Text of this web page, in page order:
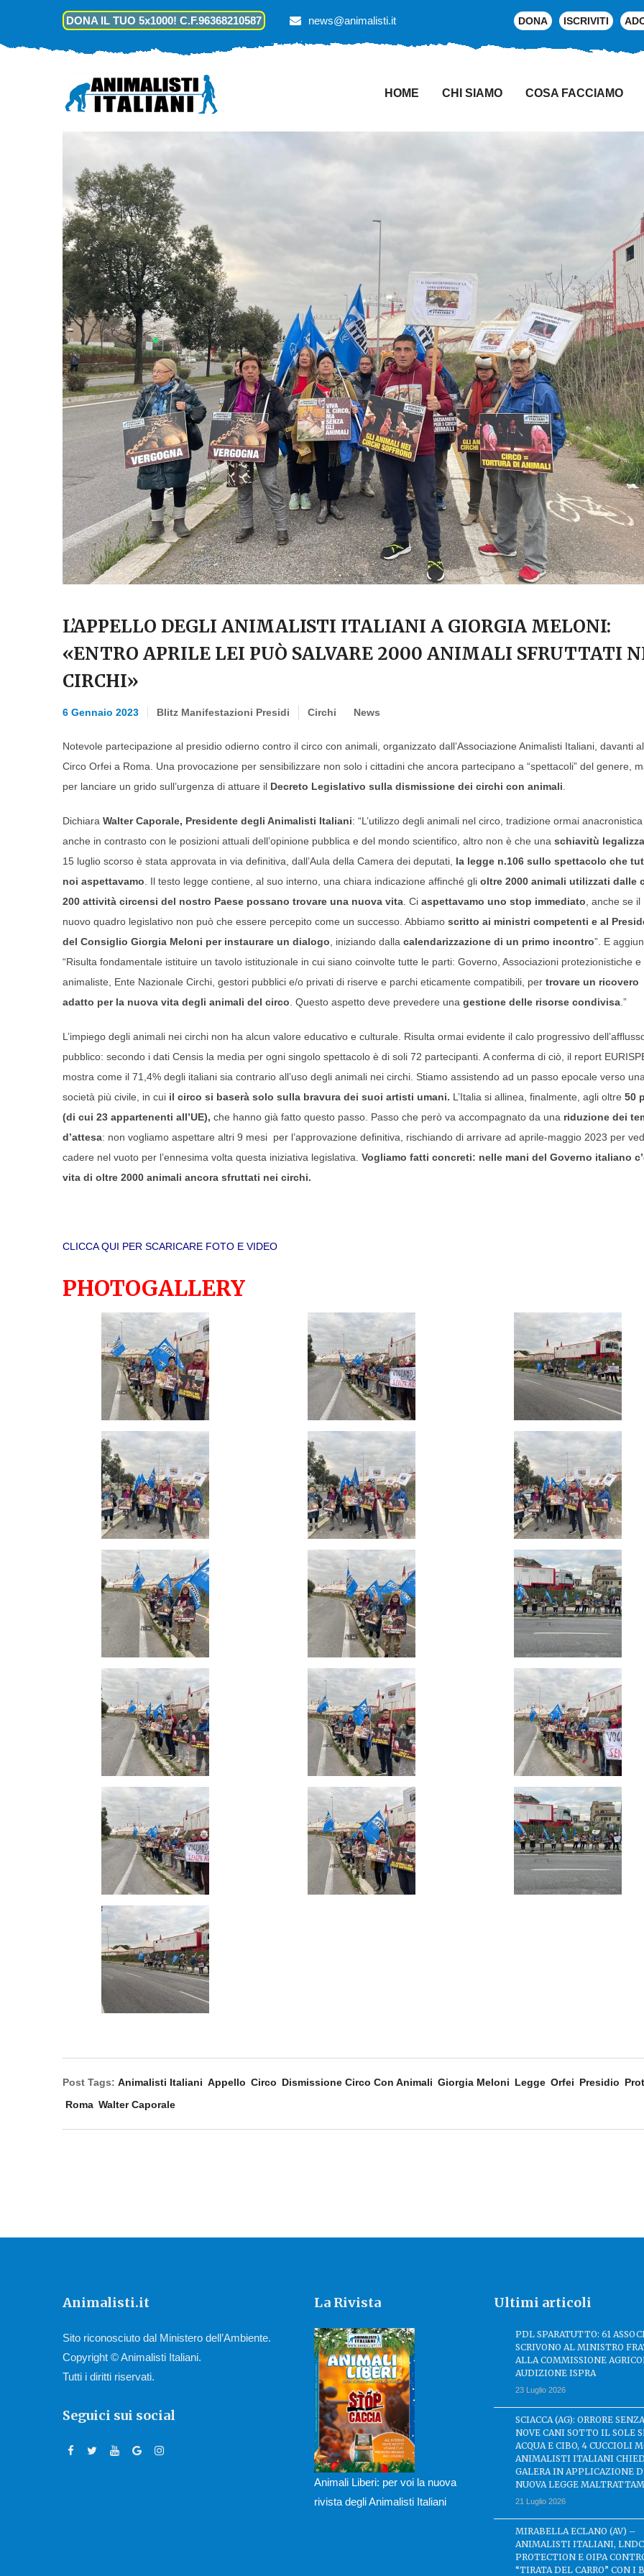
DONA IL TUO 5x1000! C.F.96368210587 news@animalisti.it DONA ISCRIVITI
HOME CHI SIAMO COSA FACCIAMO
L’APPELLO DEGLI ANIMALISTI ITALIANI A GIORGIA MELONI:
«ENTRO APRILE LEI PUÒ SALVARE 2000 ANIMALI SFRUTTATI
CIRCHI»
6 Gennaio 2023 Blitz Manifestazioni Presidi Circhi News
Notevole partecipazione al presidio odierno contro il circo con animali, organizzato dall’Associazione Animalisti Italiani, davanti al
Circo Orfei a Roma. Una provocazione per sensibilizzare non solo i cittadini che ancora partecipano a “spettacoli” del genere,
per lanciare un grido sull’urgenza di attuare il Decreto Legislativo sulla dismissione dei circhi con animali
Dichiara Walter Caporale, Presidente degli Animalisti Italiani: “L’utilizzo degli animali nel circo, tradizione ormai
anche in contrasto con le posizioni attuali dell’opinione pubblica e del mondo scientifico, altro non è che una schiavitù
15 luglio scorso è stata approvata in via definitiva, dall’Aula della Camera dei deputati, la legge n.106 sullo spettacolo che
noi aspettavamo . Il testo legge contiene, al suo interno, una chiara indicazione affinché gli oltre 2000 animali utilizzati dalle
200 attività circensi del nostro Paese possano trovare una nuova vita . Ci aspettavamo uno stop immediato , anche se il
nuovo quadro legislativo non può che essere percepito come un successo. Abbiamo scritto ai ministri competenti e al
del Consiglio Giorgia Meloni per instaurare un dialogo , iniziando dalla calendarizzazione di un primo incontro”. E
“Risulta fondamentale istituire un tavolo istituzionale in cui siano coinvolte tutte le parti: Governo, Associazioni protezionistiche e
animaliste, Ente Nazionale Circhi, gestori pubblici e/o privati di riserve e parchi eticamente compatibili, per trovare un ricovero
adatto per la nuova vita degli animali del circo . Questo aspetto deve prevedere una gestione delle risorse condivisa .”
L’impiego degli animali nei circhi non ha alcun valore educativo e culturale. Risulta ormai evidente il calo progressivo
pubblico: secondo i dati Censis la media per ogni singolo spettacolo è di soli 72 partecipanti. A conferma di ciò, il report
mostra come il 71,4% degli italiani sia contrario all’uso degli animali nei circhi. Stiamo assistendo ad un passo epocale verso una
società più civile, in cui il circo si baserà solo sulla bravura dei suoi artisti umani. L’Italia si allinea, finalmente, agli oltre 50
(di cui 23 appartenenti all’UE), che hanno già fatto questo passo. Passo che però va accompagnato da una riduzione dei
d’attesa: non vogliamo aspettare altri 9 mesi per l’approvazione definitiva, rischiando di arrivare ad aprile-maggio 2023 per
cadere nel vuoto per l’ennesima volta questa iniziativa legislativa. Vogliamo fatti concreti: nelle mani del Governo italiano
vita di oltre 2000 animali ancora sfruttati nei circhi.
CLICCA QUI PER SCARICARE FOTO E VIDEO
PHOTOGALLERY
Post Tags: Animalisti Italiani Appello Circo Dismissione Circo Con Animali Giorgia Meloni Legge Orfei Presidio
Roma Walter Caporale
Animalisti.it
Sito riconosciuto dal Ministero dell’Ambiente.
Copyright © Animalisti Italiani.
Tutti i diritti riservati.
Seguici sui social
La Rivista
Animali Liberi: per voi la nuova
rivista degli Animalisti Italiani
Ultimi articoli
PDL SPARATUTTO: 61
SCRIVONO AL MINISTRO
ALLA COMMISSIONE
AUDIZIONE ISPRA
23 Luglio 2026
SCIACCA (AG): ORRORE
NOVE CANI SOTTO IL SOLE
ACQUA E CIBO, 4 CUCCIOLI
ANIMALISTI ITALIANI
GALERA IN APPLICAZIONE
NUOVA LEGGE
21 Luglio 2026
MIRABELLA ECLANO (AV) –
ANIMALISTI ITALIANI,
PROTECTION E OIPA
“TIRATA DEL CARRO” CON I